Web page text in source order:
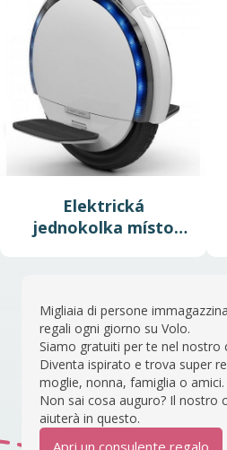
Elektrická
jednokolka místo
Migliaia di persone
regali ogni giorno su Volo.
Siamo gratuiti per te nel nostro
Diventa ispirato e trova super
moglie, nonna, famiglia o amici.
Non sai cosa auguro? Il nostro
aiuterà in questo.
Apri un consulente regalo